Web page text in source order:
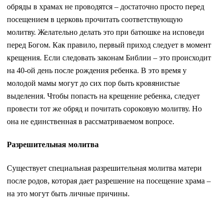
обряды в храмах не проводятся – достаточно просто перед
посещением в церковь прочитать соответствующую
молитву. Желательно делать это при батюшке на исповеди
перед Богом. Как правило, первый приход следует в момент
крещения. Если следовать законам Библии – это происходит
на 40-ой день после рождения ребенка. В это время у
молодой мамы могут до сих пор быть кровянистые
выделения. Чтобы попасть на крещение ребенка, следует
провести тот же обряд и почитать сороковую молитву. Но
она не единственная в рассматриваемом вопросе.
Разрешительная молитва
Существует специальная разрешительная молитва матери
после родов, которая дает разрешение на посещение храма –
на это могут быть личные причины.